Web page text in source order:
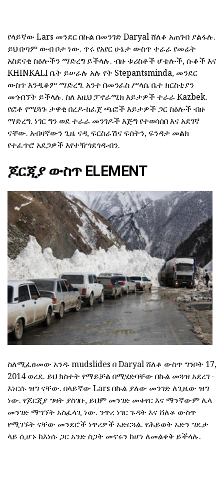
የላይኛው Lars መንደር በኩል በመንገድ Daryal ሸለቆ አጠገብ ያልፋሉ.
ይህ በጣም ውብ ቦታ ነው. ጥሩ የአየር ሁኔታ ውስጥ ተራራ የመሬት
አስደናቂ ስዕሎችን ማድረግ ይችላሉ. ብዙ ቱሪስቶች ሆቴሎች, ሱቆች እና
KHINKALI ቤት ይሠራሉ አሉ የት Stepantsminda, መንደር
ውስጥ እንዲቆም ማድረግ. አንተ በመንፈስ ሥላሴ ቤተ ክርስቲያን
መጎብኘት ይችላሉ. ስለ እዚህ ፓኖራሚክ እይታዎች ተራራ Kazbek.
የፎቶ የሚጓጉ ታዋቂ በረዶ-ከፈጀ ጫፎች እይታዎች ጋር ስዕሎች ብዙ
ማድረግ. ነገር ግን ወደ ተራራ መንገዶች እጅግ የተወሳሰበ እና አደገኛ
ናቸው. አብዛኛውን ጊዜ ናዳ, ፍርስራሽና ፍሰትን, ፍንዳታ መልክ
የተፈጥሮ አደጋዎች እየተዥጎደጎዱብን.
ጆርጂያ ውስጥ ELEMENT
ስለሚፈፀመው አንዱ mudslides በ Daryal ሸለቆ ውስጥ ግንቦት 17,
2014 ወረደ. ይህ ክስተት የማይቻል በሚሄድባቸው በኩል መጓዝ አደረገ -
እነርሱ ዝግ ናቸው. በላይኛው Lars በኩል ያለው መንገድ ለጊዜው ዝግ
ነው. የጆርጂያ ግዛት ያስገቡ, ይህም መንገድ መቀየር እና ማንኛውም ሌላ
መንገድ ማግኘት አስፈላጊ ነው. ንጥረ ነገር ጉዳት እና ሸለቆ ውስጥ
የሚገኙት ናቸው መንደሮች ነዋሪዎች አድርጓል. የሕይወት አድን ግዴታ
ላይ ሲሆኑ ከእነሱ ጋር አንድ ስጋት መኖሩን ከሆነ ለመልቀቅ ይችላሉ.